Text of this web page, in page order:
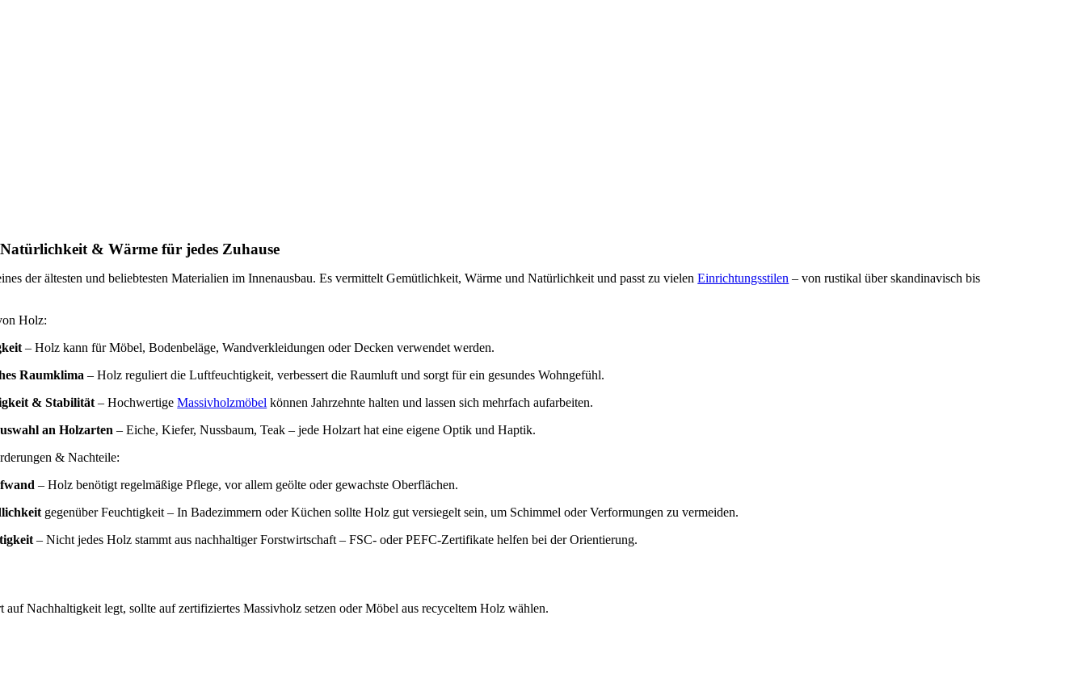
& Wärme für jedes Zuhause
der ältesten und beliebtesten Materialien im Innenausbau. Es vermittelt Gemütlichkeit, Wärme und Natürlichkeit und passt zu vielenEinrichtungsstilen – von rustikal über skandinavisch bis
Holz:
– Holz kann für Möbel, Bodenbeläge, Wandverkleidungen oder Decken verwendet werden.
Raumklima– Holz reguliert die Luftfeuchtigkeit, verbessert die Raumluft und sorgt für ein gesundes Wohngefühl.
& Stabilität – HochwertigeMassivholzmöbel können Jahrzehnte halten und lassen sich mehrfach aufarbeiten.
an Holzarten – Eiche, Kiefer, Nussbaum, Teak – jede Holzart hat eine eigene Optik und Haptik.
& Nachteile:
– Holz benötigt regelmäßige Pflege, vor allem geölte oder gewachste Oberflächen.
gegenüber Feuchtigkeit – In Badezimmern oder Küchen sollte Holz gut versiegelt sein, um Schimmel oder Verformungen zu vermeiden.
– Nicht jedes Holz stammt aus nachhaltiger Forstwirtschaft – FSC- oder PEFC-Zertifikate helfen bei der Orientierung.
auf Nachhaltigkeit legt, sollte auf zertifiziertes Massivholz setzen oder Möbel aus recyceltem Holz wählen.